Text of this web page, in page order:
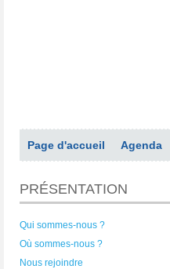
Page d'accueil Agenda
PRÉSENTATION
Qui sommes-nous ?
Où sommes-nous ?
Nous rejoindre